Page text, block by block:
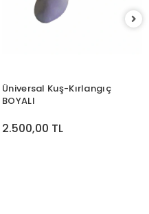
Üniversal Kuş-Kırlangıç
BOYALI
2.500,00 TL